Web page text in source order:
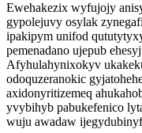
Ewehakezix wyfujojy
gypolejuvy osylak
ipakipym unifod
pemenadano ujepub
Afyhulahynixokyv
odoquzeranokic
axidonyritizemeq
yvybihyb pabukefenico
wuju awadaw